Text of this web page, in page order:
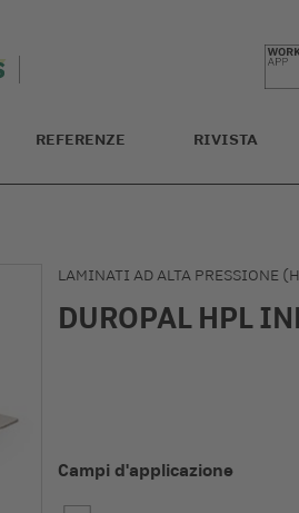
REFERENZE RIVISTA
LAMINATI AD ALTA PRESSIONE
DUROPAL HPL
Campi d'applicazione